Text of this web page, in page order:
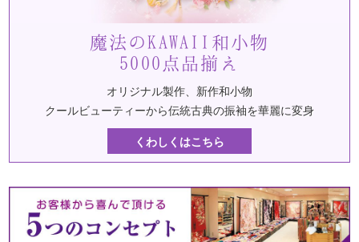
魔法のKAWAII和小物
5000点品揃え
オリジナル製作、新作和小物
クールビューティーから伝統古典の振袖を華麗に変身
くわしくはこちら